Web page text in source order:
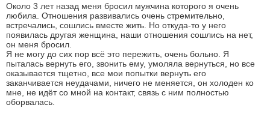
Около 3 лет назад меня бросил мужчина которого я очень
любила. Отношения развивались очень стремительно,
встречались, сошлись вместе жить. Но откуда-то у него
появилась другая женщина, наши отношения сошлись на нет,
он меня бросил.
Я не могу до сих пор всё это пережить, очень больно. Я
пыталась вернуть его, звонить ему, умоляла вернуться, но все
оказывается тщетно, все мои попытки вернуть его
заканчивается неудачами, ничего не меняется, он холоден ко
мне, не идёт со мной на контакт, связь с ним полностью
оборвалась.